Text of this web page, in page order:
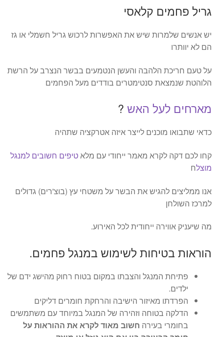
גריל פחמים קלאסי
יש אנשים שלמרות שיש את האפשרות לרכוש גריל חשמלי או גז
הם לא יוותרו
על טעם חריכת הלהבה והעשן הנטמעים בבשר הנצרב על הרשת
הלוהטת שנמצאת סנטימטרים בודדים מעל הפחמים
מארחים לעל האש ?
כדאי שתבואו מוכנים לייצר איזה אטרקציה שתהיה
קחו לכם דקה לקרא מאמר ייחודי עם מלאטיפים חשובים למנגל
מוצלח
אנו ממליצים להגיש את הבשר על משטחי עץ (בוצ'רים) גדולים
למרכז השולחן
מה שיעניק אווירה ייחודית לכל האירוע.
הוראות בטיחות לשימוש במנגל פחמים.
פתיחת המנגל והצבתו במקום בטוח רחוק מהישג ידם של
ילדים.
הפרדתו מאיזור הישיבה והרחקת חומרים דליקים
הדלקה בטוחה וזהירה של המנגל במיוחד עם משתמשים
בחומרי בעירה חשוב מאוד לקרא את ההוראות על